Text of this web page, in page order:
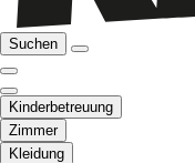
Suchen
Kinderbetreuung
Zimmer
Kleidung